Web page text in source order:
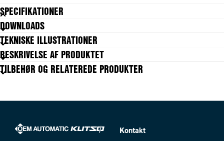
SPECIFIKATIONER
Holding torque
Induktans
Længde 41 mm
Phase current 2,8 A
Vægt
DOWNLOADS
TEKNISKE ILLUSTRATIONER
BESKRIVELSE AF PRODUKTET
TILBEHØR OG RELATEREDE PRODUKTER
Kontakt